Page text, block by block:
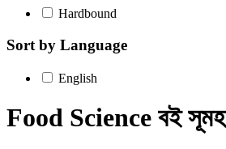
Hardbound
Sort by Language
English
Food Science বই সূমহ